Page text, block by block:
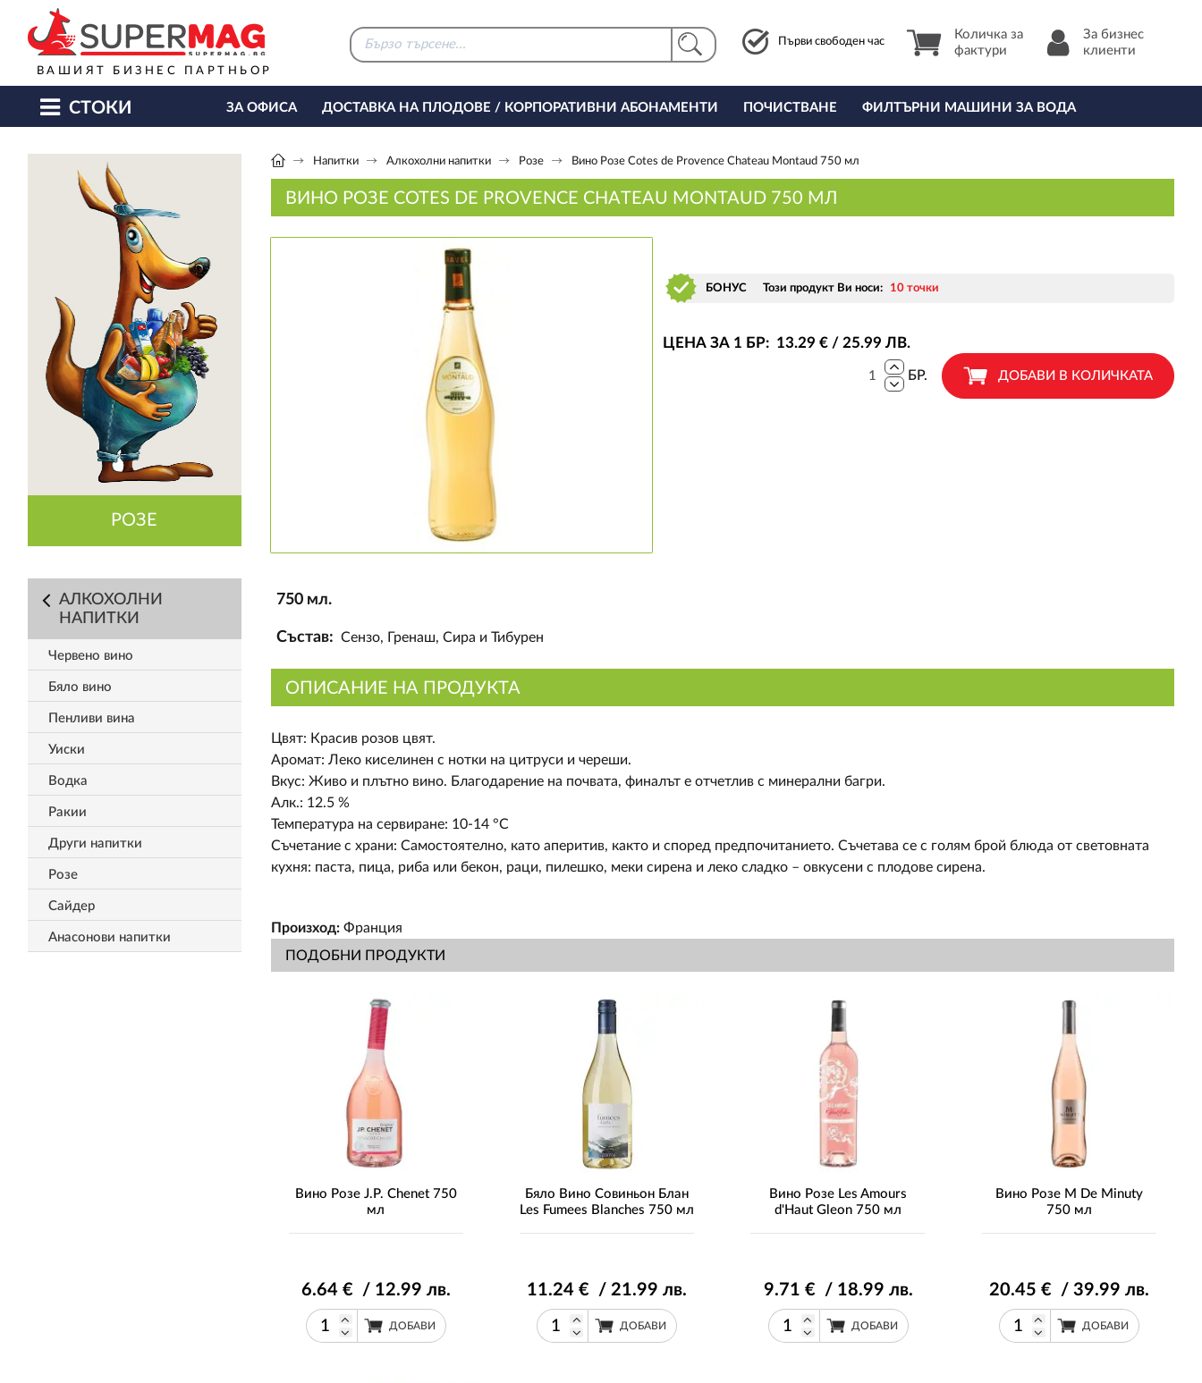
ВАШИЯТ БИЗНЕС ПАРТНЬОР
Първи свободен час
Количка за
фактури
За бизнес
клиенти
СТОКИ ЗА ОФИСА ДОСТАВКА НА ПЛОДОВЕ / КОРПОРАТИВНИ АБОНАМЕНТИ ПОЧИСТВАНЕ ФИЛТЪРНИ МАШИНИ ЗА ВОДА
РОЗЕ
АЛКОХОЛНИ
НАПИТКИ
Червено вино
Бяло вино
Пенливи вина
Уиски
Водка
Ракии
Други напитки
Розе
Сайдер
Анасонови напитки
Напитки Алкохолни напитки Розе Вино Розе Cotes de Provence Chateau Montaud 750 мл
ВИНО РОЗЕ COTES DE PROVENCE CHATEAU MONTAUD 750 МЛ
БОНУС Този продукт Ви носи: 10 точки
ЦЕНА ЗА 1 БР: 13.29 € / 25.99 ЛВ.
БР. ДОБАВИ В КОЛИЧКАТА
750 мл.
Състав: Сензо, Гренаш, Сира и Тибурен
ОПИСАНИЕ НА ПРОДУКТА
Цвят: Красив розов цвят.
Аромат: Леко киселинен с нотки на цитруси и череши.
Вкус: Живо и плътно вино. Благодарение на почвата, финалът е отчетлив с минерални багри.
Алк.: 12.5 %
Температура на сервиране: 10-14 °С
Съчетание с храни: Самостоятелно, като аперитив, както и според предпочитанието. Съчетава се с голям брой блюда от световната
кухня: паста, пица, риба или бекон, раци, пилешко, меки сирена и леко сладко – овкусени с плодове сирена.
Произход:Франция
ПОДОБНИ ПРОДУКТИ
Вино Розе J.P. Chenet 750
мл
6.64 € / 12.99 лв.
ДОБАВИ
Бяло Вино Совиньон Блан
Les Fumees Blanches 750 мл
11.24 € / 21.99 лв.
ДОБАВИ
Вино Розе Les Amours
d'Haut Gleon 750 мл
9.71 € / 18.99 лв.
ДОБАВИ
Вино Розе M De Minuty
750 мл
20.45 € / 39.99 лв.
ДОБАВИ